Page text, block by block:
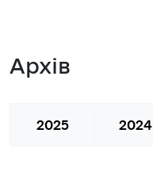
Архів
2025 2024